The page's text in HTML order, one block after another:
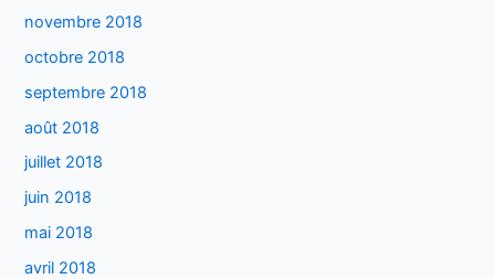
novembre 2018
octobre 2018
septembre 2018
août 2018
juillet 2018
juin 2018
mai 2018
avril 2018